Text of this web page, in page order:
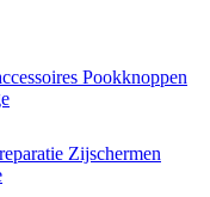
Pookknoppen
Zijschermen